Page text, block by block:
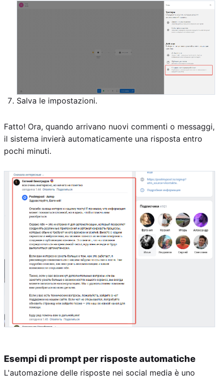
Salva le impostazioni.
Fatto! Ora, quando arrivano nuovi commenti o messaggi,
il sistema invierà automaticamente una risposta entro
pochi minuti.
Esempi di prompt per risposte automatiche
L'automazione delle risposte nei social media è uno